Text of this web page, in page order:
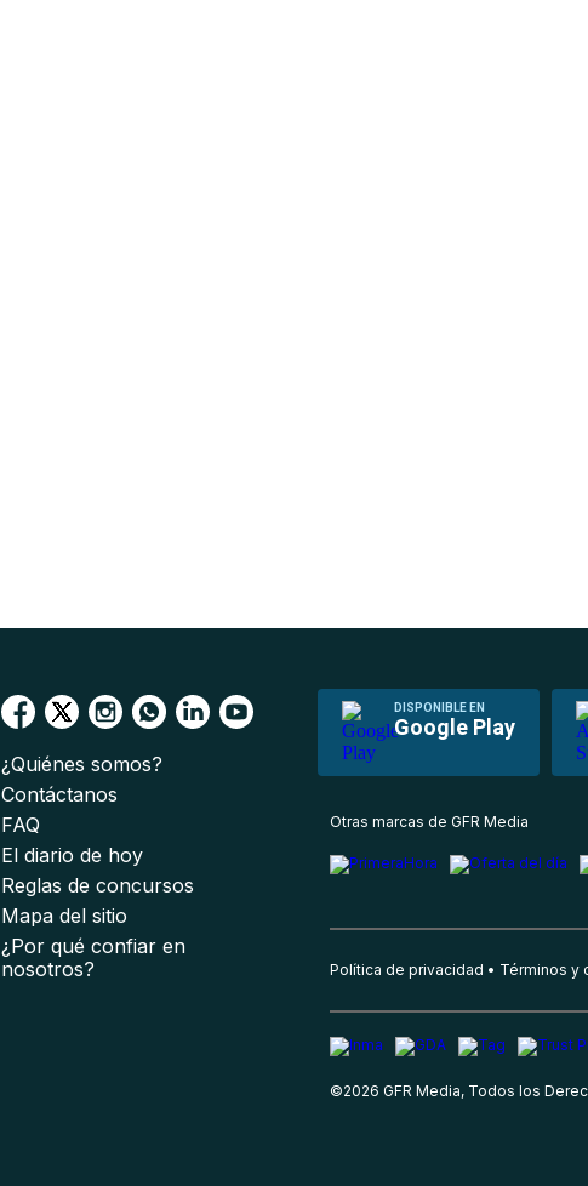
DISPONIBLE EN
Google Play
¿Quiénes somos?
Contáctanos
FAQ
El diario de hoy
Reglas de concursos
Mapa del sitio
¿Por qué confiar en
nosotros?
Otras marcas de GFR Media
Política de privacidad Términos y
©2026 GFR Media, Todos los